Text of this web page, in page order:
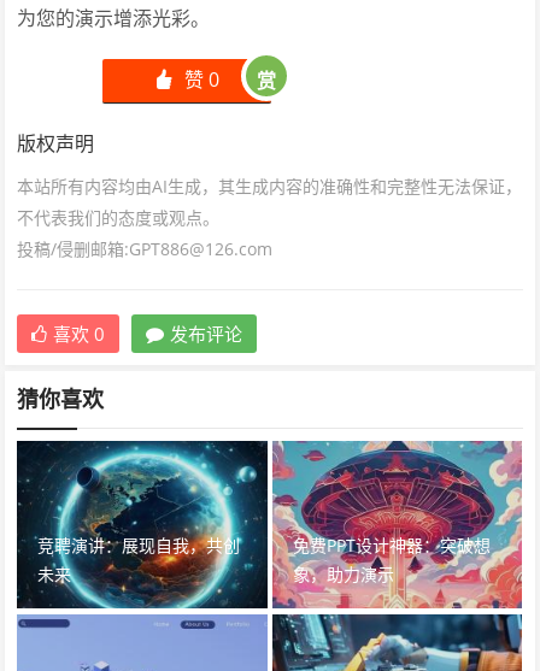
为您的演示增添光彩。
󰄼 赞0 赏
版权声明
本站所有内容均由AI生成，其生成内容的准确性和完整性无法保证，
不代表我们的态度或观点。
投稿/侵删邮箱:GPT886@126.com
喜欢 0 发布评论
猜你喜欢
竞聘演讲：展现自我，共创
未来
免费PPT设计神器：突破想
象，助力演示